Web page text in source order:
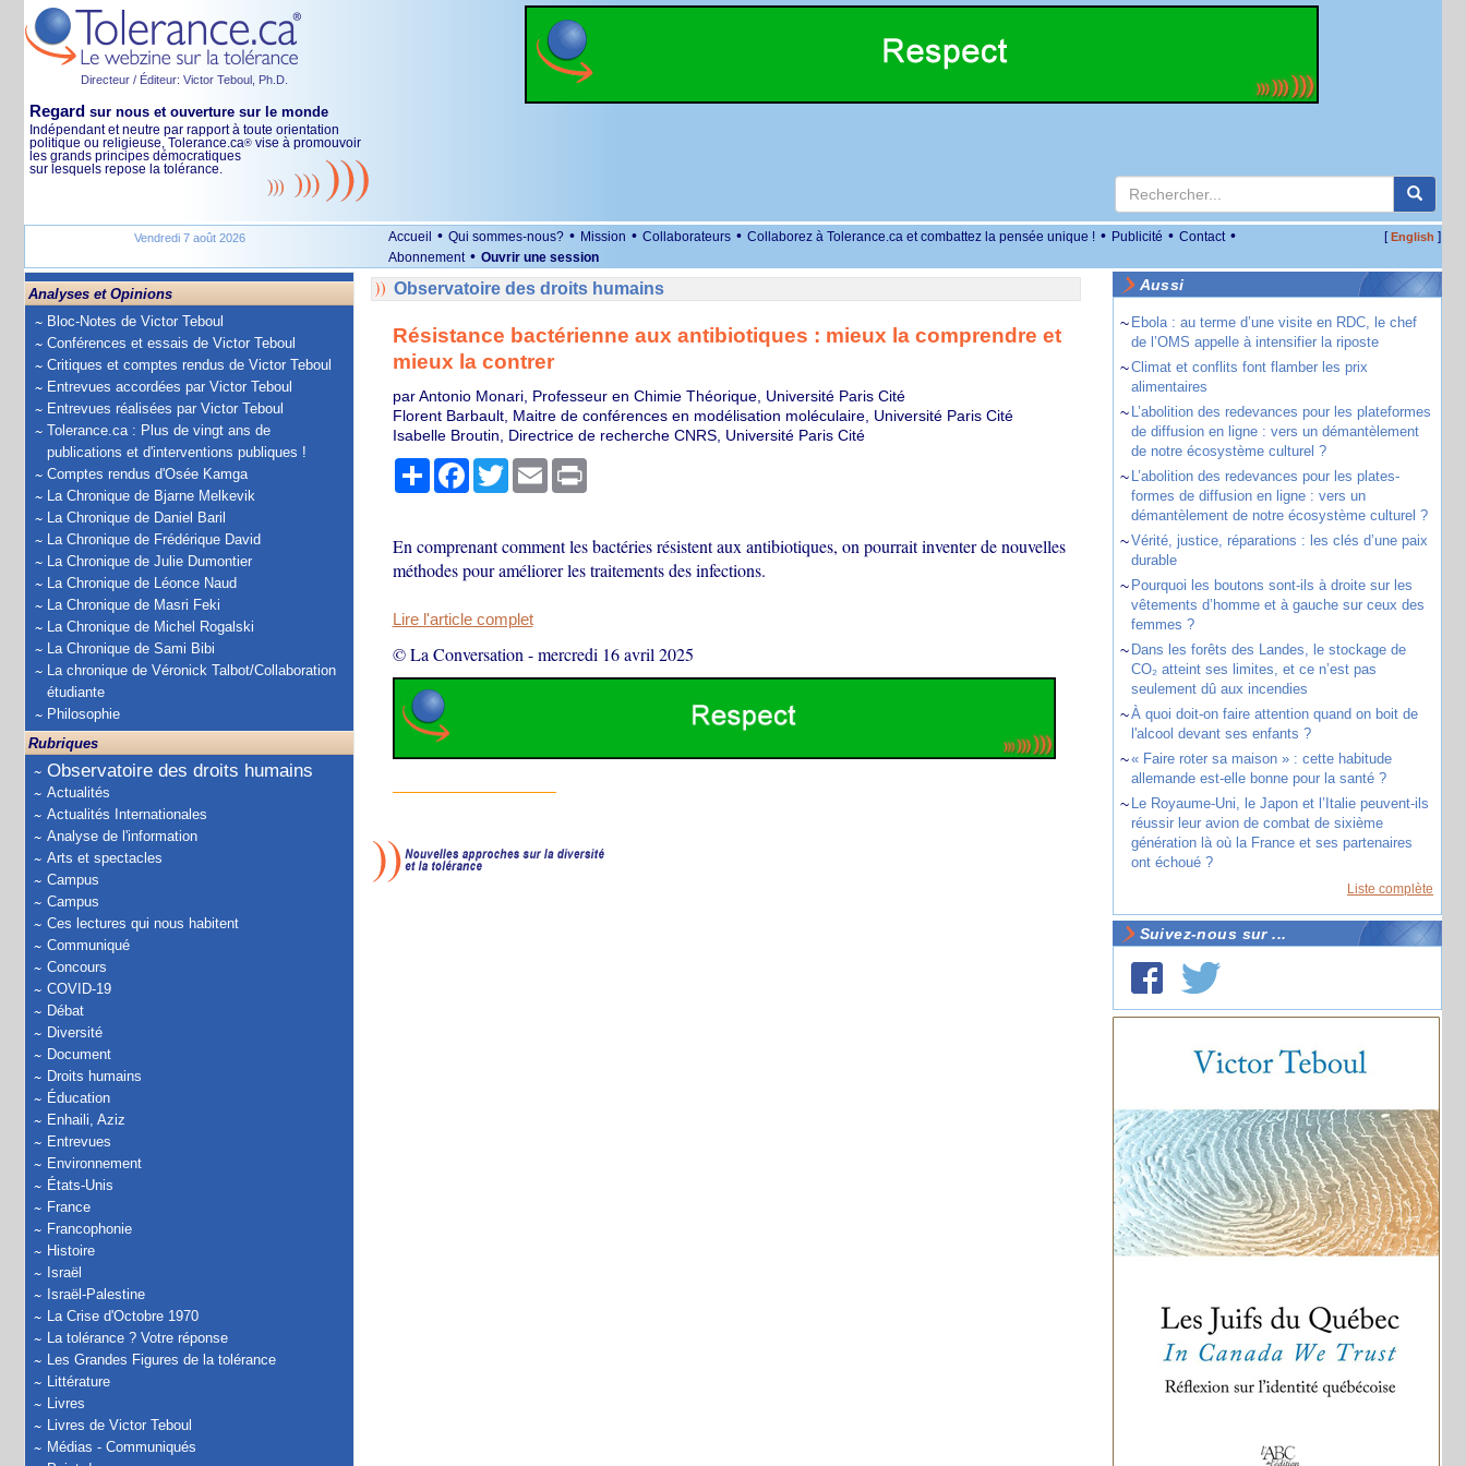
Directeur / Éditeur: Victor Teboul, Ph.D.
Regard sur nous et ouverture sur le monde
Indépendant et neutre par rapport à toute orientation
politique ou religieuse, Tolerance.ca® vise à promouvoir
les grands principes démocratiques
sur lesquels repose la tolérance.
Vendredi 7 août 2026 Accueil • Qui sommes-nous? • Mission • Collaborateurs • Collaborez à Tolerance.ca et combattez la pensée unique ! • Publicité • Contact •
Abonnement • Ouvrir une session
[English ]
Analyses et Opinions
Bloc-Notes de Victor Teboul
Conférences et essais de Victor Teboul
Critiques et comptes rendus de Victor Teboul
Entrevues accordées par Victor Teboul
Entrevues réalisées par Victor Teboul
Tolerance.ca : Plus de vingt ans de
publications et d'interventions publiques !
Comptes rendus d'Osée Kamga
La Chronique de Bjarne Melkevik
La Chronique de Daniel Baril
La Chronique de Frédérique David
La Chronique de Julie Dumontier
La Chronique de Léonce Naud
La Chronique de Masri Feki
La Chronique de Michel Rogalski
La Chronique de Sami Bibi
La chronique de Véronick Talbot/Collaboration
étudiante
Philosophie
Rubriques
Observatoire des droits humains
Actualités
Actualités Internationales
Analyse de l'information
Arts et spectacles
Campus
Campus
Ces lectures qui nous habitent
Communiqué
Concours
COVID-19
Débat
Diversité
Document
Droits humains
Éducation
Enhaili, Aziz
Entrevues
Environnement
États-Unis
France
Francophonie
Histoire
Israël
Israël-Palestine
La Crise d'Octobre 1970
La tolérance ? Votre réponse
Les Grandes Figures de la tolérance
Littérature
Livres
Livres de Victor Teboul
Médias - Communiqués
Observatoire des droits humains
Résistance bactérienne aux antibiotiques : mieux la comprendre et
mieux la contrer
par Antonio Monari, Professeur en Chimie Théorique, Université Paris Cité
Florent Barbault, Maitre de conférences en modélisation moléculaire, Université Paris Cité
Isabelle Broutin, Directrice de recherche CNRS, Université Paris Cité
PartagerFacebook
TwitterEmail Print
En comprenant comment les bactéries résistent aux antibiotiques, on pourrait inventer de nouvelles
méthodes pour améliorer les traitements des infections.
Lire l'article complet
© La Conversation -mercredi 16 avril 2025
Aussi
~ Ebola : au terme d’une visite en RDC, le chef
de l’OMS appelle à intensifier la riposte
~Climat et conflits font flamber les prix
alimentaires
~ L’abolition des redevances pour les plateformes
de diffusion en ligne : vers un démantèlement
de notre écosystème culturel ?
~ L’abolition des redevances pour les plates-
formes de diffusion en ligne : vers un
démantèlement de notre écosystème culturel ?
~Vérité, justice, réparations : les clés d’une paix
durable
~ Pourquoi les boutons sont-ils à droite sur les
vêtements d’homme et à gauche sur ceux des
femmes ?
~ Dans les forêts des Landes, le stockage de
CO₂ atteint ses limites, et ce n’est pas
seulement dû aux incendies
~À quoi doit-on faire attention quand on boit de
l'alcool devant ses enfants ?
~« Faire roter sa maison » : cette habitude
allemande est-elle bonne pour la santé ?
~ Le Royaume-Uni, le Japon et l’Italie peuvent-ils
réussir leur avion de combat de sixième
génération là où la France et ses partenaires
ont échoué ?
Liste complète
Suivez-nous sur ...